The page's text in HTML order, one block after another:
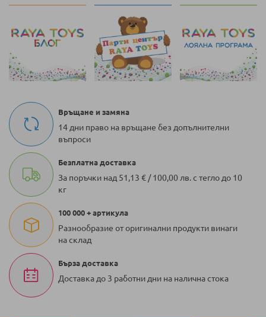
Връщане и замяна
14 дни право на връщане без допълнителни
въпроси
Безплатна доставка
За поръчки над 51,13 € / 100,00 лв. с тегло до 10
кг
100 000 + артикула
Разнообразие от оригинални продукти винаги
на склад
Бърза доставка
Доставка до 3 работни дни на налична стока